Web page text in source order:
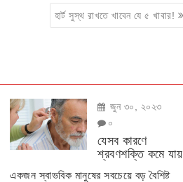
হার্ট সুস্থ রাখতে খাবেন যে ৫ খাবার!
জুন ৩০, ২০২৩
০
যেসব কারণে
শ্রবণশক্তি কমে যায়
একজন স্বাভবিক মানুষের সবচেয়ে বড় বৈশিষ্ট